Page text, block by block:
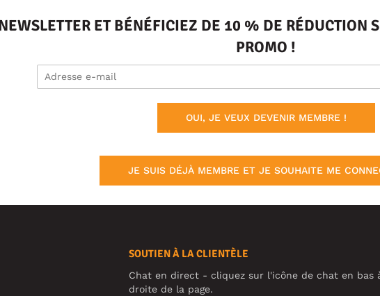
ET BÉNÉFICIEZ DE 10 % DE RÉDUCTION
PROMO !
OUI, JE VEUX DEVENIR MEMBRE !
JE SUIS DÉJÀ MEMBRE ET JE SOUHAITE ME
SOUTIEN À LA CLIENTÈLE
Chat en direct - cliquez sur l'icône de chat en bas
droite de la page.